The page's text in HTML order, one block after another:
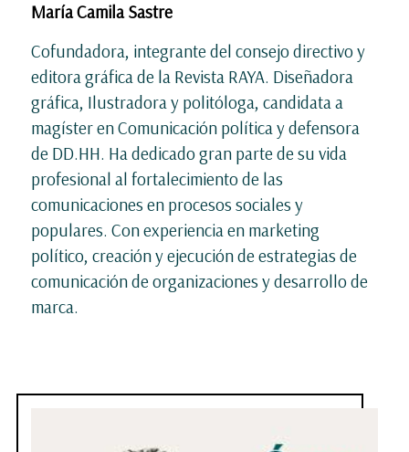
María Camila Sastre
Cofundadora, integrante del consejo directivo y
editora gráfica de la Revista RAYA. Diseñadora
gráfica, Ilustradora y politóloga, candidata a
magíster en Comunicación política y defensora
de DD.HH. Ha dedicado gran parte de su vida
profesional al fortalecimiento de las
comunicaciones en procesos sociales y
populares. Con experiencia en marketing
político, creación y ejecución de estrategias de
comunicación de organizaciones y desarrollo de
marca.